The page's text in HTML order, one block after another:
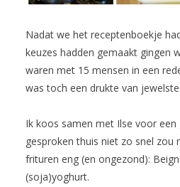
Nadat we het receptenboekje
keuzes hadden gemaakt gingen
waren met 15 mensen in een
was toch een drukte van jewelste.
Ik koos samen met Ilse voor
gesproken thuis niet zo snel zou
frituren eng (en ongezond):
(soja)yoghurt.